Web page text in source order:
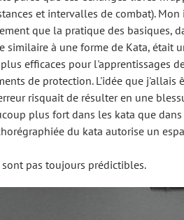
et intervalles de combat).
que la pratique des
similaire à une forme de Kata,
efficaces pour l'apprentissages
de protection. L'idée que
risquait de résulter en une
plus fort dans les kata que
du kata autorise un
pas toujours prédictibles.